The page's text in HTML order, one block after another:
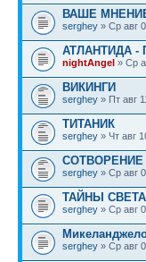
ВАШЕ
serghey » Ср авг
АТЛАНТИДА -
nightAngel » Ср
ВИКИНГИ
serghey » Пт авг
ТИТАНИК
serghey » Чт авг
serghey » Ср авг
ТАЙНЫ
serghey » Ср авг
serghey » Ср авг